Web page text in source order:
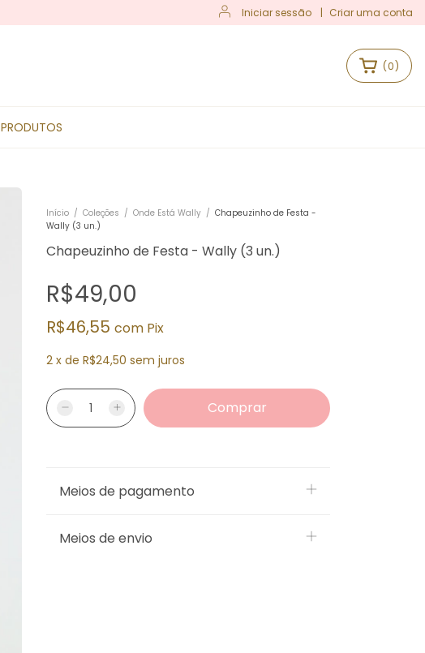
Iniciar sessão | Criar uma conta
(0)
PRODUTOS
Início / Coleções / Onde Está Wally / Chapeuzinho de Festa -
Wally (3 un.)
Chapeuzinho de Festa - Wally (3 un.)
R$49,00
R$46,55 com Pix
2 x de R$24,50 sem juros
Meios de pagamento
Meios de envio